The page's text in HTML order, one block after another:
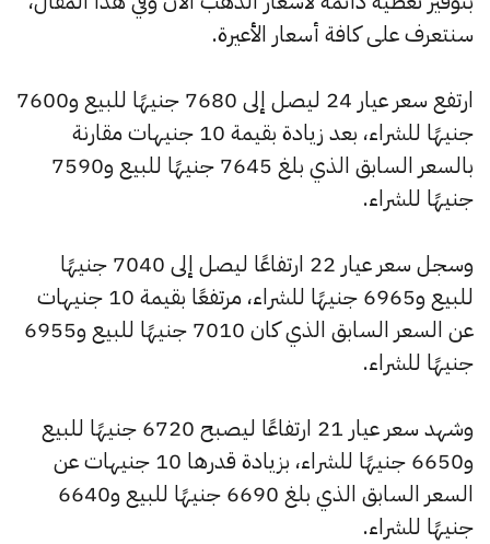
سنتعرف على كافة أسعار الأعيرة.
ارتفع سعر عيار 24 ليصل إلى 7680 جنيهًا للبيع و7600
جنيهًا للشراء، بعد زيادة بقيمة 10 جنيهات مقارنة
بالسعر السابق الذي بلغ 7645 جنيهًا للبيع و7590
جنيهًا للشراء.
وسجل سعر عيار 22 ارتفاعًا ليصل إلى 7040 جنيهًا
للبيع و6965 جنيهًا للشراء، مرتفعًا بقيمة 10 جنيهات
عن السعر السابق الذي كان 7010 جنيهًا للبيع و6955
جنيهًا للشراء.
وشهد سعر عيار 21 ارتفاعًا ليصبح 6720 جنيهًا للبيع
و6650 جنيهًا للشراء، بزيادة قدرها 10 جنيهات عن
السعر السابق الذي بلغ 6690 جنيهًا للبيع و6640
جنيهًا للشراء.